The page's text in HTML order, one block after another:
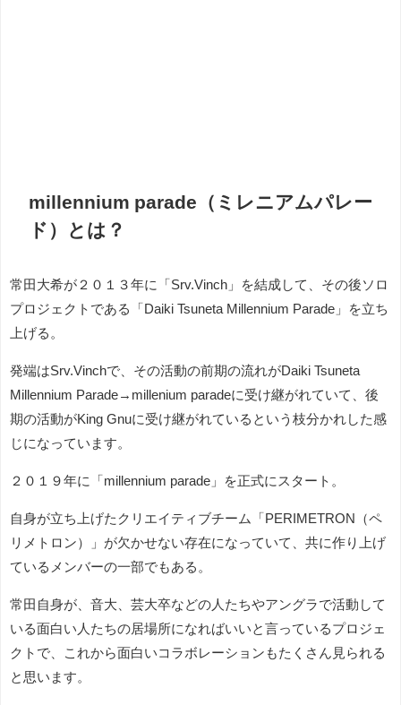
millennium parade（ミレニアムパレー
ド）とは？
常田大希が２０１３年に「Srv.Vinch」を結成して、その後ソロ
プロジェクトである「Daiki Tsuneta Millennium Parade」を立ち
上げる。
発端はSrv.Vinchで、その活動の前期の流れがDaiki Tsuneta
Millennium Parade→millenium paradeに受け継がれていて、後
期の活動がKing Gnuに受け継がれているという枝分かれした感
じになっています。
２０１９年に「millennium parade」を正式にスタート。
自身が立ち上げたクリエイティブチーム「PERIMETRON（ペ
リメトロン）」が欠かせない存在になっていて、共に作り上げ
ているメンバーの一部でもある。
常田自身が、音大、芸大卒などの人たちやアングラで活動して
いる面白い人たちの居場所になればいいと言っているプロジェ
クトで、これから面白いコラボレーションもたくさん見られる
と思います。